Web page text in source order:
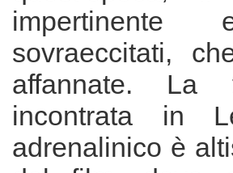
sovraeccitati,
affannate. La
incontrata in
adrenalinico è